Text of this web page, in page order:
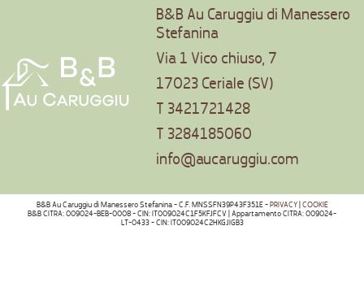
B&B Au Caruggiu di Manessero
Stefanina
Via 1 Vico chiuso, 7
17023 Ceriale (SV)
T 3421721428
T 3284185060
info@aucaruggiu.com
B&B Au Caruggiu di Manessero Stefanina - C.F. MNSSFN39P43F351E - PRIVACY| COOKIE
B&B CITRA: 009024-BEB-0008 - CIN: IT009024C1F5KFJFCV | Appartamento CITRA: 009024-
LT-0433 - CIN: IT009024C2HKGJIGB3